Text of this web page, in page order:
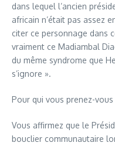
dans lequel l’ancien
africain n’était pas assez
citer ce personnage dans
vraiment ce Madiambal
du même syndrome que
s’ignore ».
Pour qui vous prenez-
Vous affirmez que le
bouclier communautaire